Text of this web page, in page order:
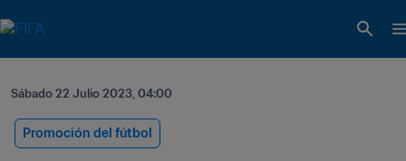
Sábado 22 Julio 2023, 04:00
Promoción del fútbol